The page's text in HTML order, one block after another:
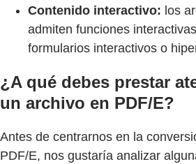
Contenido interactivo: los
admiten funciones
formularios interactivos o
¿A qué debes prestar
un archivo en PDF/E?
Antes de centrarnos en la
PDF/E, nos gustaría analizar